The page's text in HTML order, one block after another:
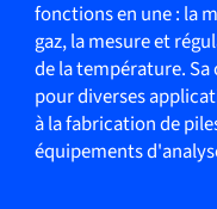
fonctions en une : la
gaz, la mesure et
de la température.
pour diverses
à la fabrication de
équipements